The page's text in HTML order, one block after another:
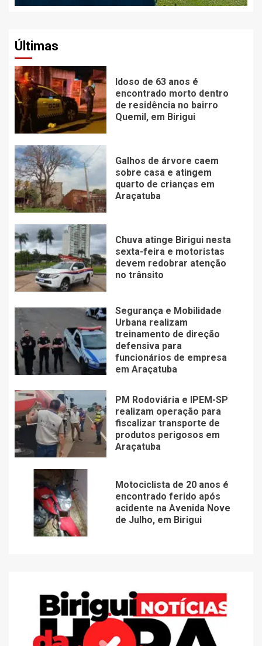
Últimas
Idoso de 63 anos é
encontrado morto dentro
de residência no bairro
Quemil, em Birigui
Galhos de árvore caem
sobre casa e atingem
quarto de crianças em
Araçatuba
Chuva atinge Birigui nesta
sexta-feira e motoristas
devem redobrar atenção
no trânsito
Segurança e Mobilidade
Urbana realizam
treinamento de direção
defensiva para
funcionários de empresa
em Araçatuba
PM Rodoviária e IPEM-SP
realizam operação para
fiscalizar transporte de
produtos perigosos em
Araçatuba
Motociclista de 20 anos é
encontrado ferido após
acidente na Avenida Nove
de Julho, em Birigui